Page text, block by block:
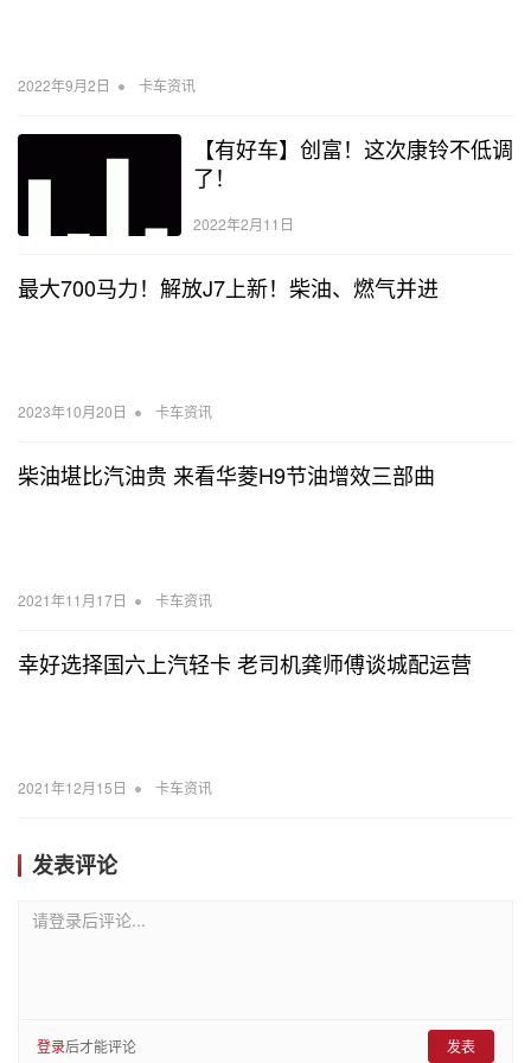
2022年9月2日 • 卡车资讯
【有好车】创富！这次康铃不低调
了！
2022年2月11日
最大700马力！解放J7上新！柴油、燃气并进
2023年10月20日 • 卡车资讯
柴油堪比汽油贵 来看华菱H9节油增效三部曲
2021年11月17日 • 卡车资讯
幸好选择国六上汽轻卡 老司机龚师傅谈城配运营
2021年12月15日 • 卡车资讯
发表评论
请登录后评论...
登录后才能评论 发表